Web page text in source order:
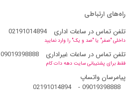
راه‌های ارتباطی
تلفن تماس در ساعات اداری
02191014894
داخلی "صفر" یا "صد و یک" را وارد نمایید
تلفن تماس در ساعات غیراداری 09019398888
فقط برای پشتیبانی سایت دهه دات کام
پیامرسان واتساپ
09019398888
-
02191014894